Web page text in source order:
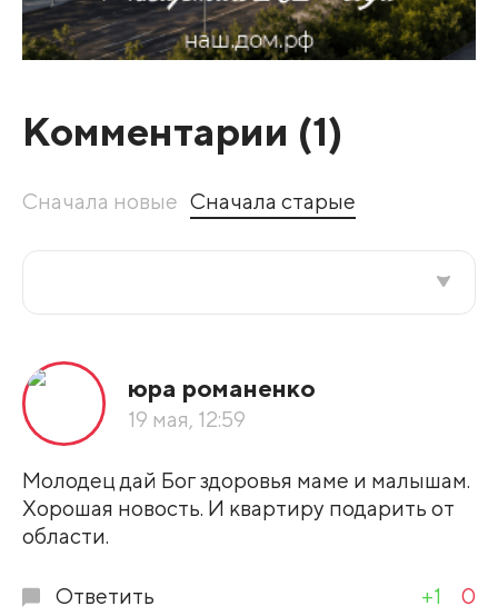
Комментарии (1)
Сначала новые Сначала старые
По рейтингу
Развернуть все
юра романенко
19 мая, 12:59
Молодец дай Бог здоровья маме и малышам.
Хорошая новость. И квартиру подарить от
области.
Ответить +1 0